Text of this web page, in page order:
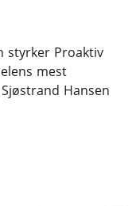
styrker Proaktiv
mest
Hansen